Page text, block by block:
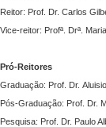
Reitor: Prof. Dr. Carlos
Vice-reitor: Profª. Drª.
Pró-Reitores
Graduação: Prof. Dr.
Pós-Graduação: Prof. Dr.
Pesquisa: Prof. Dr. Paulo